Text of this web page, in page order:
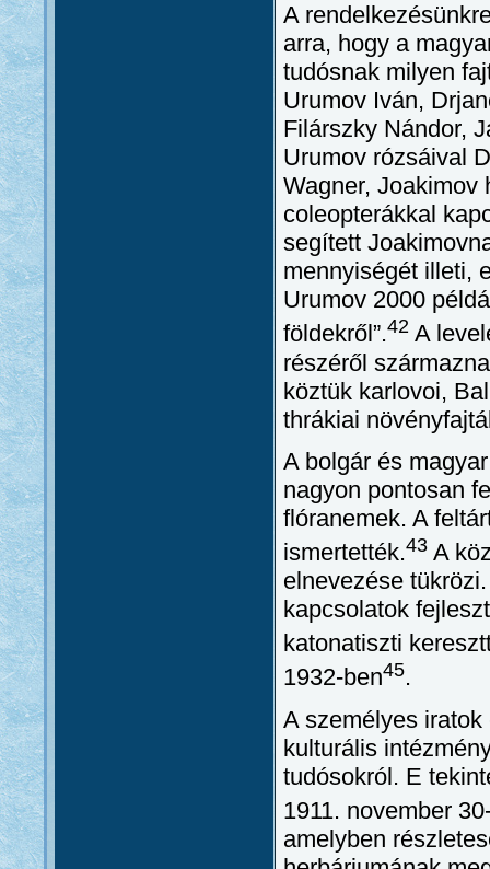
A
arra, hogy a
tudósnak milyen
Urumov Iván,
Filárszky Nándor,
Urumov rózsáival
Wagner, Joakimov
coleopterákkal
segített
mennyiségét illeti,
Urumov 2000
földekről”.42 A
részéről
köztük karlovoi,
thrákiai
A bolgár és
nagyon pontosan
flóranemek. A
ismertették.43 A
elnevezése
kapcsolatok
katonatiszti
1932-ben45.
A személyes
kulturális
tudósokról. E
1911. november
amelyben